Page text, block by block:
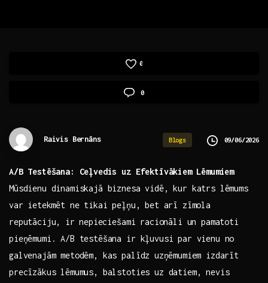
0
0
Raivis Bernāns Blogs 09/06/2026
A/B Testēšana: Ceļvedis uz Efektīvākiem⁢ Lēmumiem
Mūsdienu dinamiskajā biznesa vidē, kur katrs lēmums
var ⁤ietekmēt ne tikai peļņu, ‍bet arī zīmola
reputāciju,⁢ ir ⁣nepieciešami racionāli ‍un pamatoti
pieņēmumi. A/B testēšana ir kļuvusi par‍ vienu no
galvenajām metodēm, kas palīdz ⁢uzņēmumiem izdarīt
precīzākus lēmumus, balstoties‌ uz​ datiem, nevis